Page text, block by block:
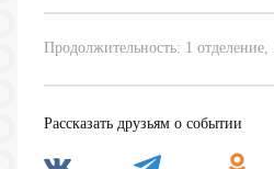
Продолжительность: 1
Рассказать друзьям о событии